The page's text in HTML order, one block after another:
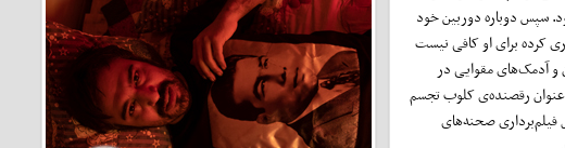
سپس دوباره دوربین خود
کرده برای او کافی نیست
و آدمک‌های مقوایی در
عنوان رقصنده‌ی کلوب تجسم
فیلم‌برداری صحنه‌های